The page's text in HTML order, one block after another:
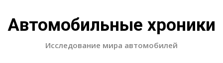
content
Автомобильные хроники
Исследование мира автомобилей